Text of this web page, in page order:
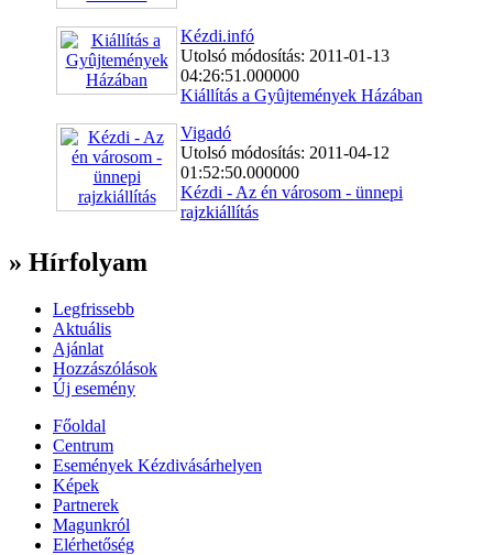
Kézdi.infó
Utolsó módosítás: 2011-01-13
04:26:51.000000
Kiállítás a Gyûjtemények Házában
Vigadó
Utolsó módosítás: 2011-04-12
01:52:50.000000
Kézdi - Az én városom - ünnepi
rajzkiállítás
» Hírfolyam
Legfrissebb
Aktuális
Ajánlat
Hozzászólások
Új esemény
Főoldal
Centrum
Események Kézdivásárhelyen
Képek
Partnerek
Magunkról
Elérhetőség